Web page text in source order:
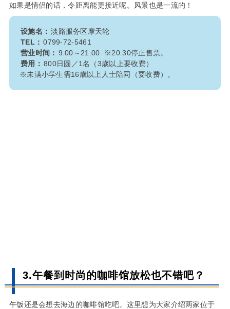
如果是情侣的话，令距离能更接近呢。风景也是一流的！
设施名： 淡路服务区摩天轮
TEL： 0799-72-5461
营业时间： 9:00～21:00 ※20:30停止售票。
费用： 800日圆／1名（3歳以上要收费）
※未满小学生需16歳以上人士陪同（要收费）。
3.午餐到时尚的咖啡馆放松也不错吧？
午饭还是会想去海边的咖啡馆吃吧。这里想为大家介绍两家位于